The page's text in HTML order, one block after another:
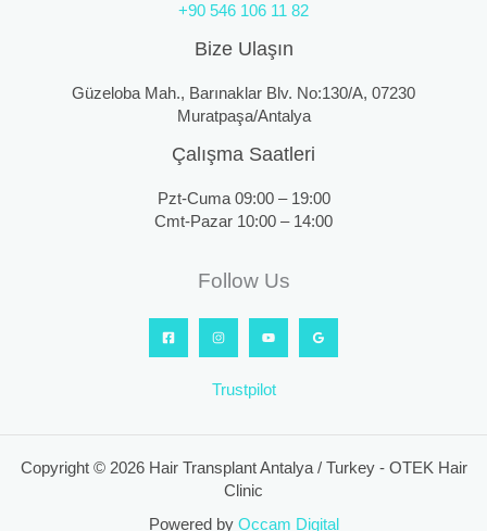
+90 546 106 11 82
Bize Ulaşın
Güzeloba Mah., Barınaklar Blv. No:130/A, 07230
Muratpaşa/Antalya
Çalışma Saatleri
Pzt-Cuma 09:00 – 19:00
Cmt-Pazar 10:00 – 14:00
Follow Us
Trustpilot
Copyright © 2026 Hair Transplant Antalya / Turkey - OTEK Hair
Clinic
Powered by Occam Digital